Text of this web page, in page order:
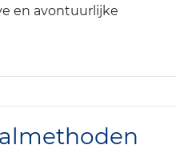
en avontuurlijke